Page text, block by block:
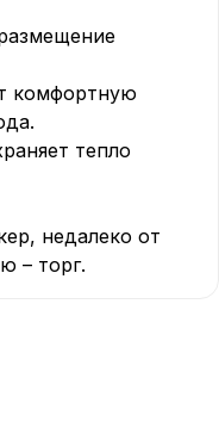
комфортную
тепло
недалеко от
– торг.